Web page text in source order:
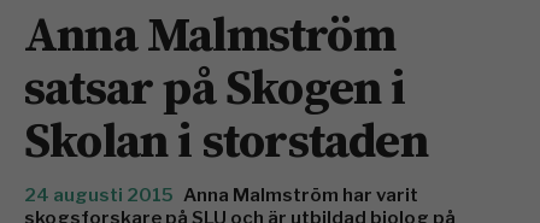
Anna Malmström
satsar på Skogen i
Skolan i storstaden
24 augusti 2015 Anna Malmström har varit
skogsforskare på SLU och är utbildad biolog på